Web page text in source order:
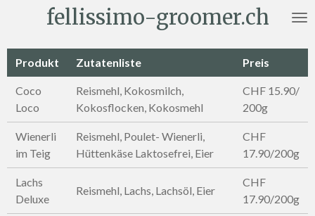
springen
fellissimo-groomer.ch
Produkt Zutatenliste Preis
Coco
Loco
Reismehl, Kokosmilch,
Kokosflocken, Kokosmehl
CHF 15.90/
200g
Wienerli
im Teig
Reismehl, Poulet- Wienerli,
Hüttenkäse Laktosefrei, Eier
CHF
17.90/200g
Lachs
Deluxe
Reismehl, Lachs, Lachsöl, Eier
CHF
17.90/200g